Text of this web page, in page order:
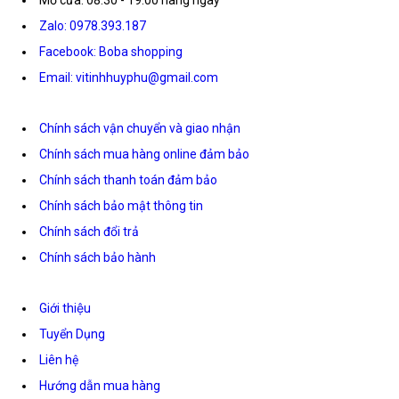
Zalo: 0978.393.187
Facebook: Boba shopping
Email: vitinhhuyphu@gmail.com
Chính sách vận chuyển và giao nhận
Chính sách mua hàng online đảm bảo
Chính sách thanh toán đảm bảo
Chính sách bảo mật thông tin
Chính sách đổi trả
Chính sách bảo hành
Giới thiệu
Tuyển Dụng
Liên hệ
Hướng dẫn mua hàng